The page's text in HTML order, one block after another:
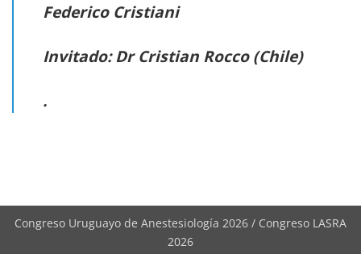
Federico Cristiani
Invitado: Dr Cristian Rocco (Chile)
.
Congreso Uruguayo de Anestesiología 2026 / Congreso LASRA
2026